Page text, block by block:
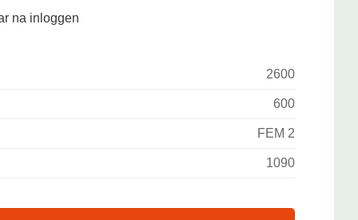
na inloggen
2600
600
FEM 2
1090